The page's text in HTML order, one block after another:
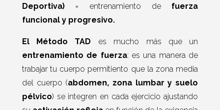
Deportiva)= entrenamiento de fuerza
funcional y progresivo.
El Método TAD es mucho más que un
entrenamiento de fuerza: es una manera de
trabajar tu cuerpo permitiento que la zona media
del cuerpo (abdomen, zona lumbar y suelo
pélvico) se integren en cada ejercicio ajustando